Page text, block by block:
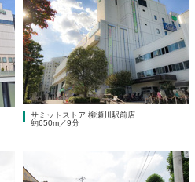
サミットストア 柳瀬川駅前店
約650m／9分